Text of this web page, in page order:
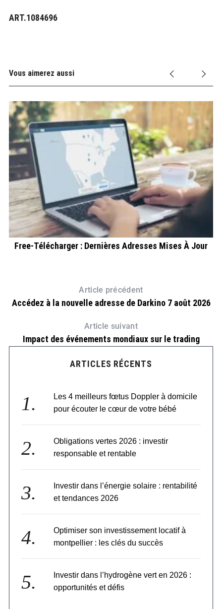
ART.1084696
Vous aimerez aussi
Free-Télécharger : Dernières Adresses Mises À Jour
Article précédent
Accédez à la nouvelle adresse de Darkino 7 août 2026
Article suivant
Impact des événements mondiaux sur le trading
ARTICLES RÉCENTS
Les 4 meilleurs fœtus Doppler à domicile
pour écouter le cœur de votre bébé
Obligations vertes 2026 : investir
responsable et rentable
Investir dans l’énergie solaire : rentabilité
et tendances 2026
Optimiser son investissement locatif à
montpellier : les clés du succès
Investir dans l’hydrogène vert en 2026 :
opportunités et défis